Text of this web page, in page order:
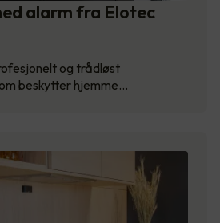
alarm fra Elotec
og trådløst
beskytter hjemme…